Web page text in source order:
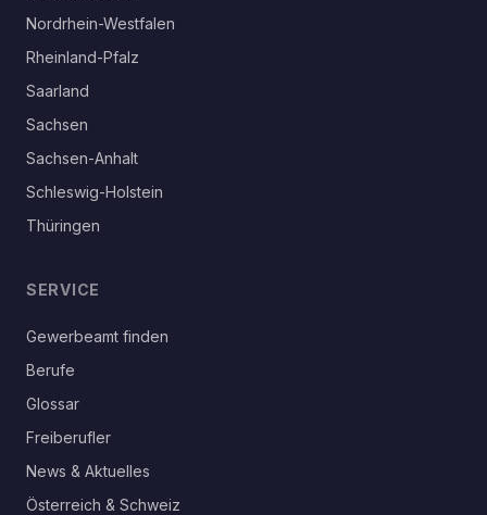
Nordrhein-Westfalen
Rheinland-Pfalz
Saarland
Sachsen
Sachsen-Anhalt
Schleswig-Holstein
Thüringen
SERVICE
Gewerbeamt finden
Berufe
Glossar
Freiberufler
News & Aktuelles
Österreich & Schweiz